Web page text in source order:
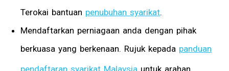
Terokai bantuan penubuhan syarikat.
Mendaftarkan perniagaan anda dengan pihak
berkuasa yang berkenaan. Rujuk kepada panduan